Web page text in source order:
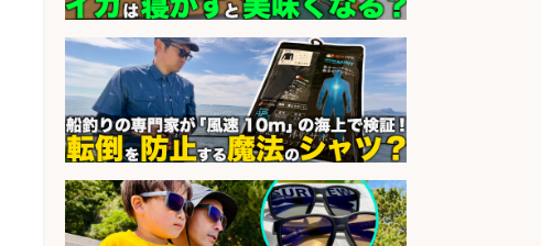
sponsored by 求人ボックス
精肉・青果・鮮魚販売/「志布志
市」お魚のカットや商品の陳列業
務/「時給1,150円〜」/時間選べる×
未経験歓迎×残業少なめ/鹿児島県/
志布志市
会社名 株式会社ホットスタッフ鹿児島